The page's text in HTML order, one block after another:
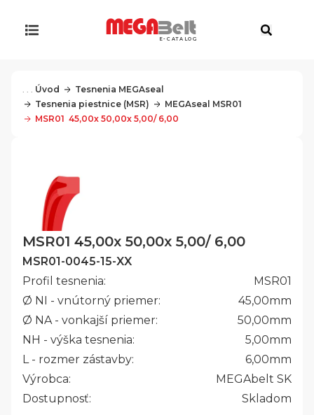
E-CATALOG
. . . Úvod
Tesnenia MEGAseal
Tesnenia piestnice (MSR)
MEGAseal MSR01
MSR01  45,00x 50,00x 5,00/ 6,00
MSR01 45,00x 50,00x 5,00/ 6,00
MSR01-0045-15-XX
Profil tesnenia:
MSR01
Ø NI - vnútorný priemer:
45,00mm
Ø NA - vonkajší priemer:
50,00mm
NH - výška tesnenia:
5,00mm
L - rozmer zástavby:
6,00mm
Výrobca:
MEGAbelt SK
Dostupnosť:
Skladom